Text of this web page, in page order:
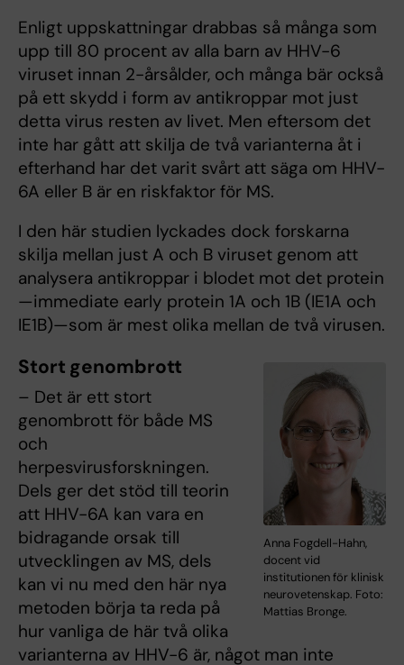
Enligt uppskattningar drabbas så många som
upp till 80 procent av alla barn av HHV-6
viruset innan 2-årsålder, och många bär också
på ett skydd i form av antikroppar mot just
detta virus resten av livet. Men eftersom det
inte har gått att skilja de två varianterna åt i
efterhand har det varit svårt att säga om HHV-
6A eller B är en riskfaktor för MS.
I den här studien lyckades dock forskarna
skilja mellan just A och B viruset genom att
analysera antikroppar i blodet mot det protein
—immediate early protein 1A och 1B (IE1A och
IE1B)—som är mest olika mellan de två virusen.
Anna Fogdell-Hahn,
docent vid
institutionen för klinisk
neurovetenskap. Foto:
Mattias Bronge.
Stort genombrott
– Det är ett stort
genombrott för både MS
och
herpesvirusforskningen.
Dels ger det stöd till teorin
att HHV-6A kan vara en
bidragande orsak till
utvecklingen av MS, dels
kan vi nu med den här nya
metoden börja ta reda på
hur vanliga de här två olika
varianterna av HHV-6 är, något man inte